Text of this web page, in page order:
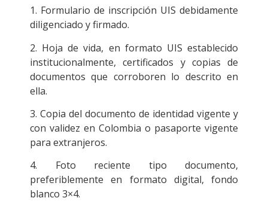
1. Formulario de inscripción UIS debidamente
diligenciado y firmado.
2. Hoja de vida, en formato UIS establecido
institucionalmente, certificados y copias de
documentos que corroboren lo descrito en
ella.
3. Copia del documento de identidad vigente y
con validez en Colombia o pasaporte vigente
para extranjeros.
4. Foto reciente tipo documento,
preferiblemente en formato digital, fondo
blanco 3×4.